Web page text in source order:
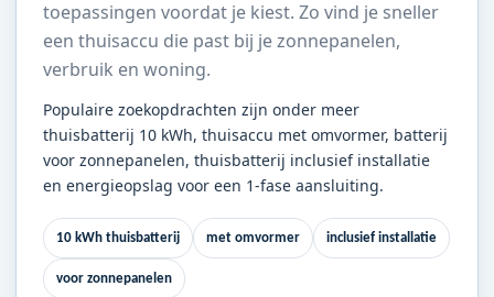
toepassingen voordat je kiest. Zo vind je sneller
een thuisaccu die past bij je zonnepanelen,
verbruik en woning.
Populaire zoekopdrachten zijn onder meer
thuisbatterij 10 kWh, thuisaccu met omvormer, batterij
voor zonnepanelen, thuisbatterij inclusief installatie
en energieopslag voor een 1-fase aansluiting.
10 kWh thuisbatterij met omvormer inclusief installatie
voor zonnepanelen